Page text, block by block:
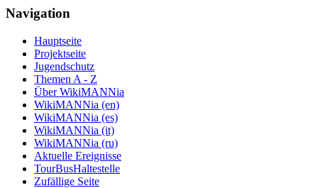
Navigation
Hauptseite
Projektseite
Jugendschutz
Themen A - Z
Über WikiMANNia
WikiMANNia (en)
WikiMANNia (es)
WikiMANNia (it)
WikiMANNia (ru)
Aktuelle Ereignisse
TourBusHaltestelle
Zufällige Seite